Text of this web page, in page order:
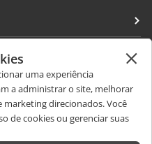
uma experiência
a administrar o site, melhorar
marketing direcionados. Você
de cookies ou gerenciar suas